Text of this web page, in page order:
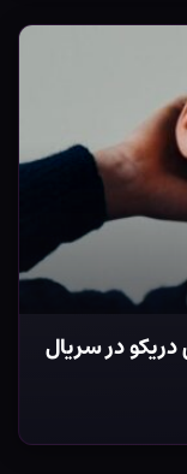
دریکو در سریال